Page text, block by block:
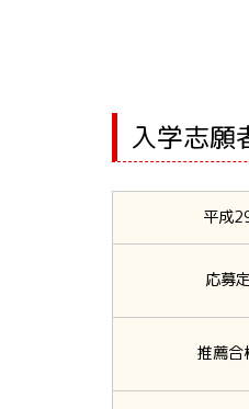
入学志願
平成
応募
推薦合